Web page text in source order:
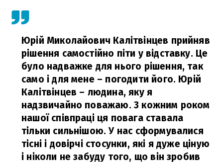
Юрій Миколайович Калітвінцев прийняв
рішення самостійно піти у відставку. Це
було надважке для нього рішення, так
само і для мене – погодити його. Юрій
Калітвінцев – людина, яку я
надзвичайно поважаю. З кожним роком
нашої співпраці ця повага ставала
тільки сильнішою. У нас сформувалися
тісні і довірчі стосунки, які я дуже ціную
і ніколи не забуду того, що він зробив